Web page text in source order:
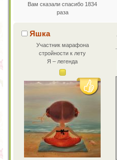
Вам сказали спасибо 1834
раза
Яшка
Участник марафона
стройности к лету
Я – легенда